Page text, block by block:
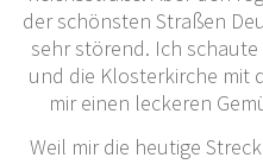
der schönsten Straßen
sehr störend. Ich
und die Klosterkirche mit
mir einen leckeren
Weil mir die heutige